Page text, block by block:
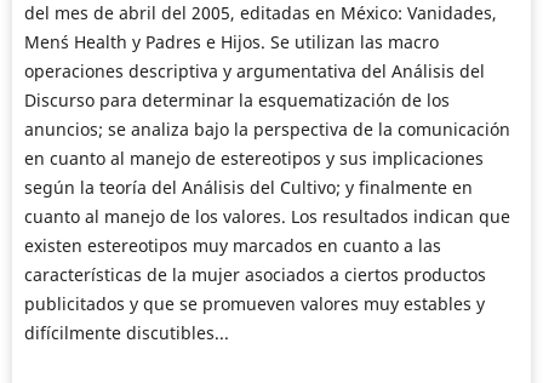
del mes de abril del 2005, editadas en México: Vanidades,
Men´s Health y Padres e Hijos. Se utilizan las macro
operaciones descriptiva y argumentativa del Análisis del
Discurso para determinar la esquematización de los
anuncios; se analiza bajo la perspectiva de la comunicación
en cuanto al manejo de estereotipos y sus implicaciones
según la teoría del Análisis del Cultivo; y finalmente en
cuanto al manejo de los valores. Los resultados indican que
existen estereotipos muy marcados en cuanto a las
características de la mujer asociados a ciertos productos
publicitados y que se promueven valores muy estables y
difícilmente discutibles...